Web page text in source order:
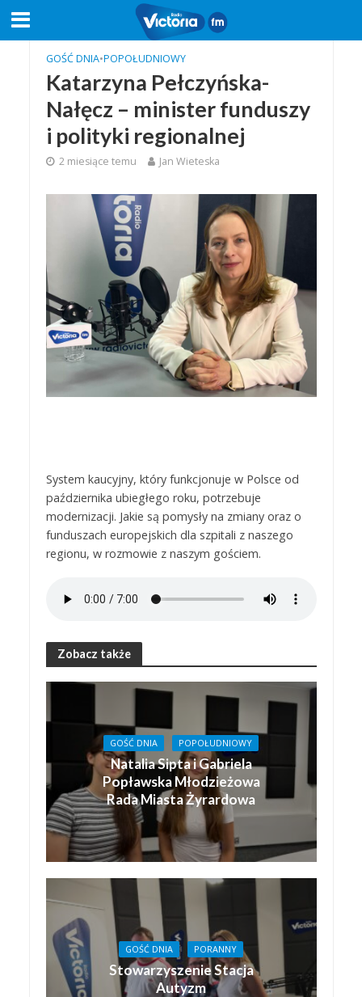
GOŚĆ DNIA•POPOŁUDNIOWY
Katarzyna Pełczyńska-
Nałęcz – minister funduszy
i polityki regionalnej
2 miesiące temu Jan Wieteska
System kaucyjny, który funkcjonuje w Polsce od
października ubiegłego roku, potrzebuje
modernizacji. Jakie są pomysły na zmiany oraz o
funduszach europejskich dla szpitali z naszego
regionu, w rozmowie z naszym gościem.
Zobacz także
GOŚĆ DNIA POPOŁUDNIOWY
Natalia Sipta i Gabriela
Popławska Młodzieżowa
Rada Miasta Żyrardowa
GOŚĆ DNIA PORANNY
Stowarzyszenie Stacja
Autyzm